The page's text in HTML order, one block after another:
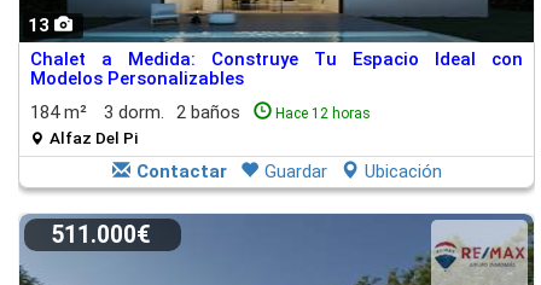
13
Chalet a Medida: Construye Tu Espacio Ideal con
Modelos Personalizables
184 m²
3 dorm. 2 baños Hace 12 horas
Alfaz Del Pi
Contactar Guardar Ubicación
511.000€